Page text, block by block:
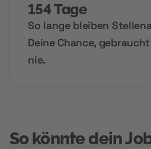
154 Tage
So lange bleiben
Deine Chance,
nie.
So könnte dein